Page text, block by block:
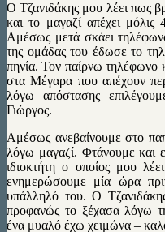
Ο Τζανιδάκης μου λέει πως
και το μαγαζί απέχει
Αμέσως μετά σκάει
της ομάδας του έδωσε το
πηνία. Toν παίρνω τηλέφωνο
στα Μέγαρα που απέχουν
λόγω απόστασης
Γιώργος.
Αμέσως ανεβαίνουμε στο
λόγω μαγαζί. Φτάνουμε και
ιδιοκτήτη ο οποίος μου
ενημερώσουμε μία ώρα
υπάλληλό του. Ο
προφανώς το ξέχασα λόγω
ένα μυαλό έχω χειμώνα –